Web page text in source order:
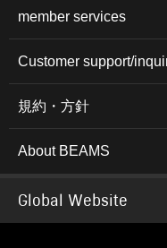
member services
Customer support/
規約・方針
About BEAMS
Global Website